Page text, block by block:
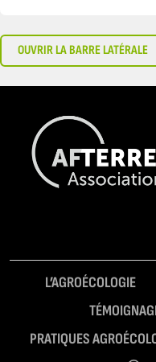
OUVRIR LA BARRE LATÉRALE
L’AGROÉCOLOGIE
PRATIQUES